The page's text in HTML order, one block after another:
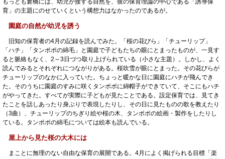
育」の主題にのせていくという構想力はなかったのであるが。
園庭の自然が幼児を誘う
旧知の保育者の4月の記録を読んでみた。「桜の花びら」「チューリップ」
「ハチ」「タンポポの綿毛」と園庭で子どもたちの眼にとまったものが、一見す
ると脈絡もなく、2～3日づつ取り上げられている（小さな主題）。しかし、よく
読んでみるとそれぞれにつながりがある。桜吹雪が眼にとまった。その花びらが
チューリップのなかに入っていた。ちょっと暖かな日に園庭にハチが飛んでき
た。そのうちに園庭のすみに咲くタンポポに綿帽子ができていて、そこにもハチ
がやってきた。すべてが実際に子どもが見たことである。設定保育では、見てき
たことを話しあったり身ぶりで表現したりし、その日に見たものの歌を教えたり
（3曲）、チューリップのちぎり絵や桜の木、タンポポの絵画・製作をしたりし
ている。タンポポの綿毛については絵本も読んでいる。
屋上から見た桜の大木には
まことに無理のない自由な保育の展開である。4月によく掲げられる目標「楽